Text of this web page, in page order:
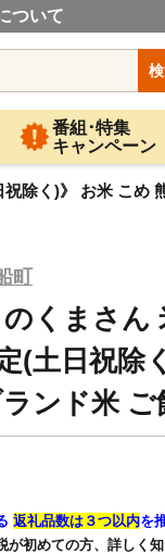
ついて
番組･特集
キャンペーン
除く)》 お米 こめ
町
くまさん
(土日祝除
ンド米 ご
返礼品数は３つ以内を
が初めての方、詳しく